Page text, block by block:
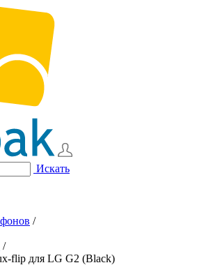
Искать
/
/
flip для LG G2 (Black)